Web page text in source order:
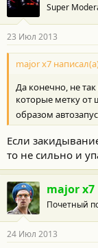
Super
23 Июл 2013
major x7
Да конечно, не
которые метку от
образом
Если
то не сильно и
major x7
Почетный
24 Июл 2013